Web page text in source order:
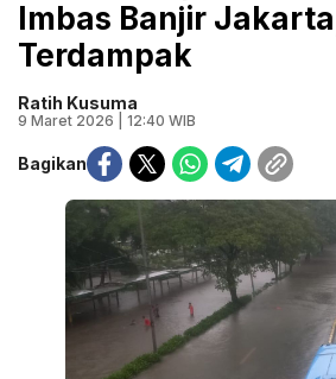
Imbas Banjir
Terdampak
Ratih Kusuma
9 Maret 2026 | 12:40 WIB
Bagikan